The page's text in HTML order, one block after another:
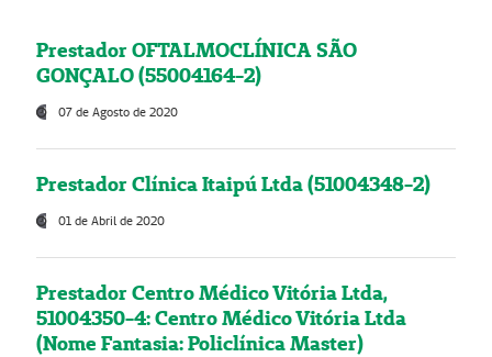
Prestador OFTALMOCLÍNICA SÃO
GONÇALO (55004164-2)
07 de Agosto de 2020
Prestador Clínica Itaipú Ltda (51004348-2)
01 de Abril de 2020
Prestador Centro Médico Vitória Ltda,
51004350-4: Centro Médico Vitória Ltda
(Nome Fantasia: Policlínica Master)